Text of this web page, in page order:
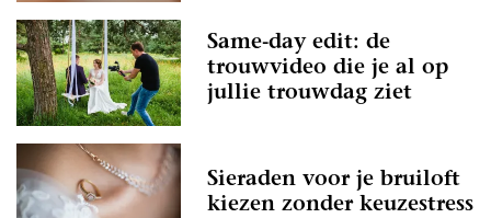
Same-day edit: de
trouwvideo die je al op
jullie trouwdag ziet
Sieraden voor je bruiloft
kiezen zonder keuzestress